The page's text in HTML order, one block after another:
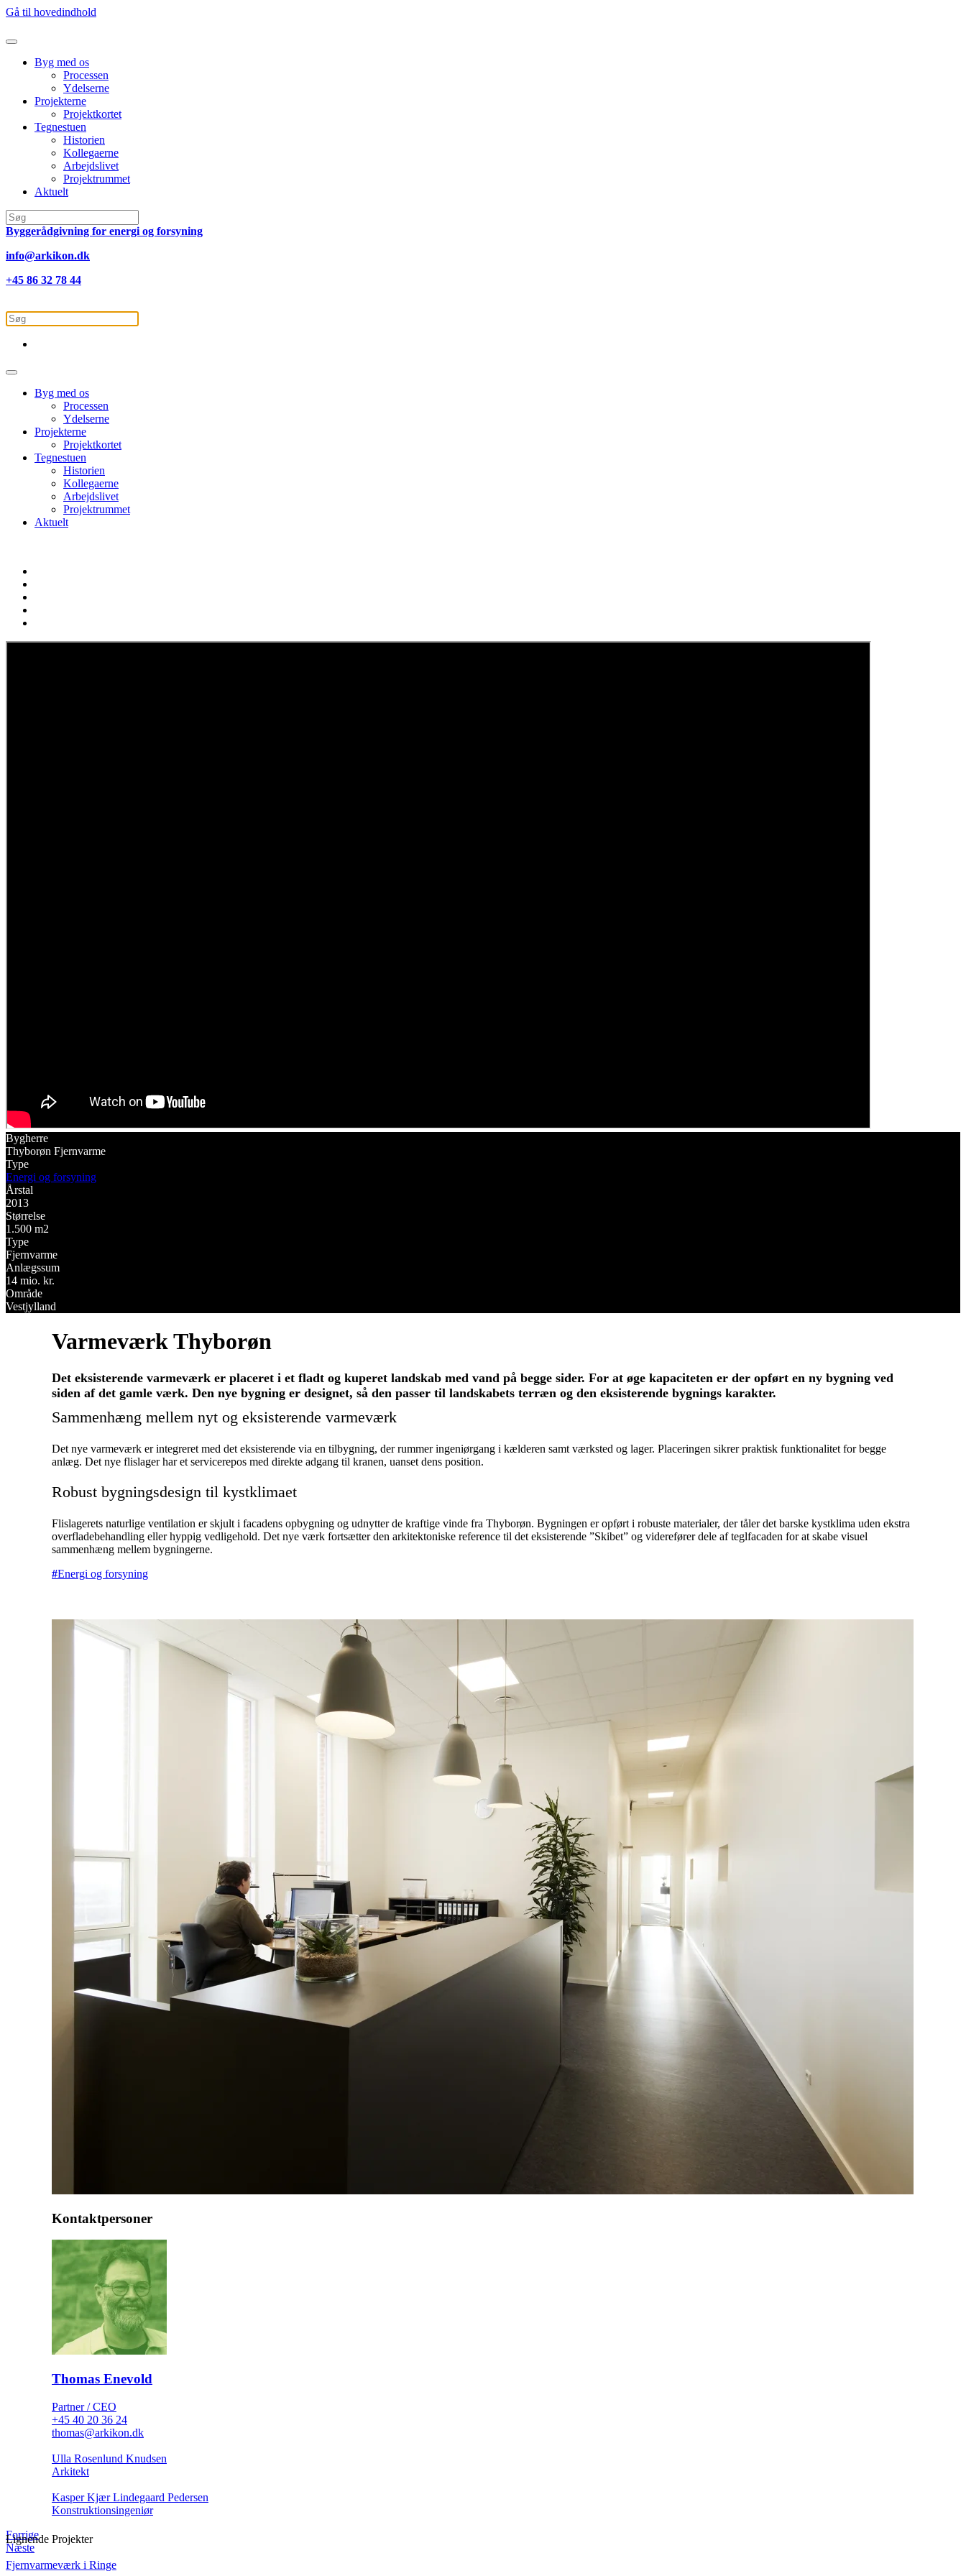
Gå til hovedindhold
Byg med os
Processen
Ydelserne
Projekterne
Projektkortet
Tegnestuen
Historien
Kollegaerne
Arbejdslivet
Projektrummet
Aktuelt
Byggerådgivning for energi og forsyning
info@arkikon.dk
+45 86 32 78 44
Byg med os
Processen
Ydelserne
Projekterne
Projektkortet
Tegnestuen
Historien
Kollegaerne
Arbejdslivet
Projektrummet
Aktuelt
Bygherre
Thyborøn Fjernvarme
Type
Energi og forsyning
Årstal
2013
Størrelse
1.500 m2
Type
Fjernvarme
Anlægssum
14 mio. kr.
Område
Vestjylland
Varmeværk Thyborøn
Det eksisterende varmeværk er placeret i et fladt og kuperet landskab med vand på begge sider. For at øge kapaciteten er der opført en ny bygning ved
siden af det gamle værk. Den nye bygning er designet, så den passer til landskabets terræn og den eksisterende bygnings karakter.
Sammenhæng mellem nyt og eksisterende varmeværk
Det nye varmeværk er integreret med det eksisterende via en tilbygning, der rummer ingeniørgang i kælderen samt værksted og lager. Placeringen sikrer praktisk funktionalitet for begge
anlæg. Det nye flislager har et servicerepos med direkte adgang til kranen, uanset dens position.
Robust bygningsdesign til kystklimaet
Flislagerets naturlige ventilation er skjult i facadens opbygning og udnytter de kraftige vinde fra Thyborøn. Bygningen er opført i robuste materialer, der tåler det barske kystklima uden ekstra
overfladebehandling eller hyppig vedligehold. Det nye værk fortsætter den arkitektoniske reference til det eksisterende ”Skibet” og viderefører dele af teglfacaden for at skabe visuel
sammenhæng mellem bygningerne.
Energi og forsyning
Kontaktpersoner
Thomas Enevold
Partner / CEO
+45 40 20 36 24
thomas@arkikon.dk
Ulla Rosenlund Knudsen
Arkitekt
Kasper Kjær Lindegaard Pedersen
Konstruktionsingeniør
Forrige
Næste
Lignende Projekter
Fjernvarmeværk i Ringe